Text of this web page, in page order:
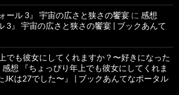
ール 3』 宇宙の広さと狭さの饗宴 に 感想
3』 宇宙の広さと狭さの饗宴 | ブックあんて
でも彼女にしてくれますか？〜好きになった
感想 『ちょっぴり年上でも彼女にしてくれま
JKは27でした〜』 | ブックあんてなポータル